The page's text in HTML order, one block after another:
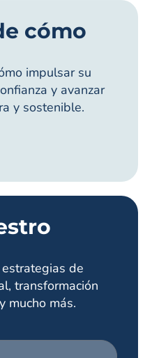
cómo
impulsar su
y avanzar
y sostenible.
de
transformación
mucho más.